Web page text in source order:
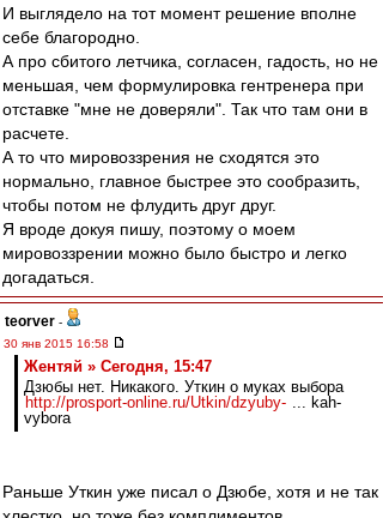
И выглядело на тот момент решение вполне
себе благородно.
А про сбитого летчика, согласен, гадость, но не
меньшая, чем формулировка гентренера при
отставке "мне не доверяли". Так что там они в
расчете.
А то что мировоззрения не сходятся это
нормально, главное быстрее это сообразить,
чтобы потом не флудить друг друг.
Я вроде докуя пишу, поэтому о моем
мировоззрении можно было быстро и легко
догадаться.
teorver -
30 янв 2015 16:58
Жентяй » Сегодня, 15:47
Дзюбы нет. Никакого. Уткин о муках выбора
http://prosport-online.ru/Utkin/dzyuby- ... kah-
vybora
Раньше Уткин уже писал о Дзюбе, хотя и не так